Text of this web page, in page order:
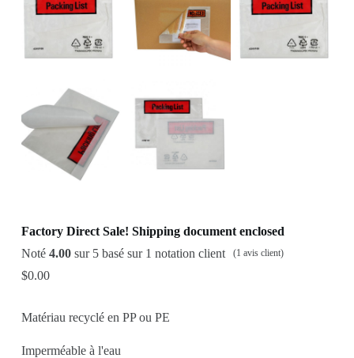
Factory Direct Sale! Shipping document enclosed
Noté 4.00sur 5 basé sur 1 notation client (1 avis client)
$0.00
Matériau recyclé en PP ou PE
Imperméable à l'eau